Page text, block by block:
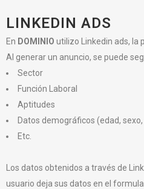
LINKEDIN ADS
En DOMINIO utilizo Linkedin ads, la
Al generar un anuncio, se puede
Sector
Función Laboral
Aptitudes
Datos demográficos (edad,
Etc.
Los datos obtenidos a través de
usuario deja sus datos en el